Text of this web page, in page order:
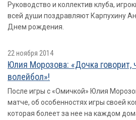
Руководство и коллектив клуба,
всей души поздравляют Карпухину
Днем рождения.
22 ноября 2014
Юлия Морозова: «Дочка говорит,
волейбол»!
После игры с «Омичкой» Юлия
матче, об особенностях игры своей
которая болеет за нее на каждом